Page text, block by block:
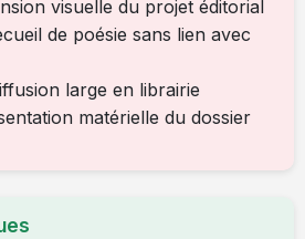
visuelle du projet éditorial
de poésie sans lien avec
large en librairie
matérielle du dossier